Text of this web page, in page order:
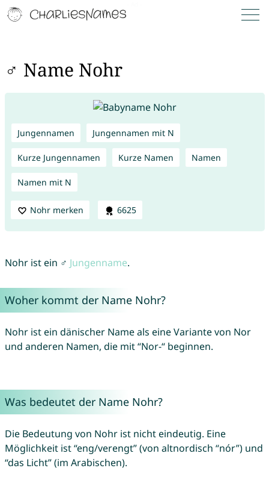
♂ Name Nohr
Jungennamen Jungennamen mit N
Kurze Jungennamen Kurze Namen Namen
Namen mit N
Nohr merken 6625
Nohr ist ein ♂ Jungenname.
Woher kommt der Name Nohr?
Nohr ist ein dänischer Name als eine Variante von Nor
und anderen Namen, die mit “Nor-“ beginnen.
Was bedeutet der Name Nohr?
Die Bedeutung von Nohr ist nicht eindeutig. Eine
Möglichkeit ist “eng/verengt” (von altnordisch “nór”) und
“das Licht” (im Arabischen).